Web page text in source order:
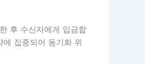
후 수신자에게 입금합
집중되어 동기화 위